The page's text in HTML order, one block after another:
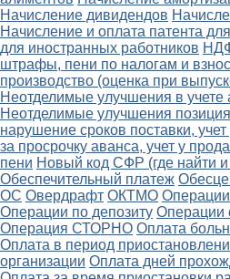
Начисление дивидендов
Начисление и оплата патента
для иностранных работников
штрафы, пени по налогам и
производство (оценка при
Неотделимые улучшения в учете
Неотделимые улучшения
нарушение сроков поставки, учет
за просрочку аванса, учет у
пени Новый код СФР (где найти и
Обеспечительный платеж
ОС Овердрафт ОКТМО
Операции по депозиту Операции
Операция СТОРНО Оплата
Оплата в период
организации Оплата дней